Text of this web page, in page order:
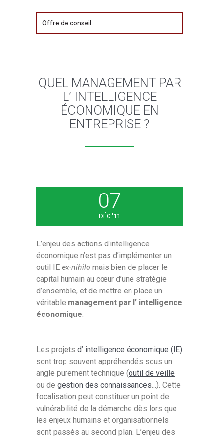
QUEL MANAGEMENT PAR
L’ INTELLIGENCE
ÉCONOMIQUE EN
ENTREPRISE ?
07
DÉC '11
L’enjeu des actions d’intelligence
économique n’est pas d’implémenter un
outil IE ex-nihilo mais bien de placer le
capital humain au cœur d’une stratégie
d’ensemble, et de mettre en place un
véritable management par l’ intelligence
économique.
Les projets d’ intelligence économique (IE)
sont trop souvent appréhendés sous un
angle purement technique (outil de veille
ou de gestion des connaissances…). Cette
focalisation peut constituer un point de
vulnérabilité de la démarche dès lors que
les enjeux humains et organisationnels
sont passés au second plan. L’enjeu des